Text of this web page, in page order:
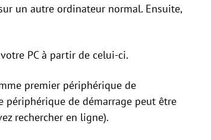
un autre ordinateur normal. Ensuite,
PC à partir de celui-ci.
premier périphérique de
périphérique de démarrage peut être
rechercher en ligne).